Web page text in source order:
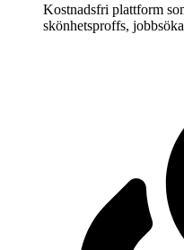
Kostnadsfri plattform
skönhetsproffs,